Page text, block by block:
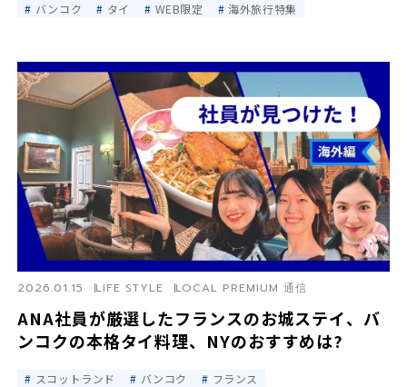
バンコク タイ WEB限定 海外旅行特集
ANA社員が厳選したフランスのお城ステイ、バ
ンコクの本格タイ料理、NYのおすすめは?
2026.01.15 LIFE STYLE LOCAL PREMIUM 通信
スコットランド バンコク
フランス